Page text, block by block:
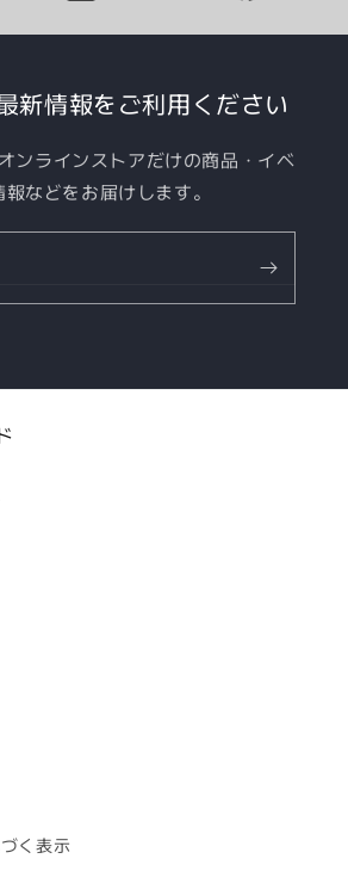
新情報をご利用ください
ンラインストアだけの商品・イベ
報などをお届けします。
く表示